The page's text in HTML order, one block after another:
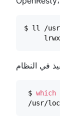
$ which